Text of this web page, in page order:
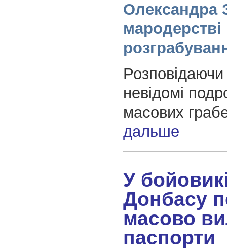
Олександра
мародерстві
невідомі
масових
дальше
У
Донбасу
масово
паспорти